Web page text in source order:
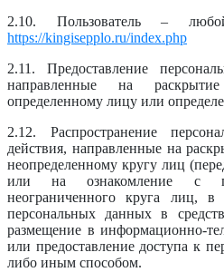
2.10. Пользователь –
https://kingisepplo.ru/index.php
2.11. Предоставление
направленные на
определенному лицу или
2.12. Распространение
действия, направленные на
неопределенному кругу лиц
или на ознакомление с
неограниченного круга лиц, в
персональных данных в
размещение в информационно-
или предоставление доступа к
либо иным способом.